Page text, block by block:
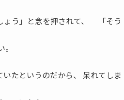
ょう」と念を押されて、 「そう
たというのだから、 呆れてしま